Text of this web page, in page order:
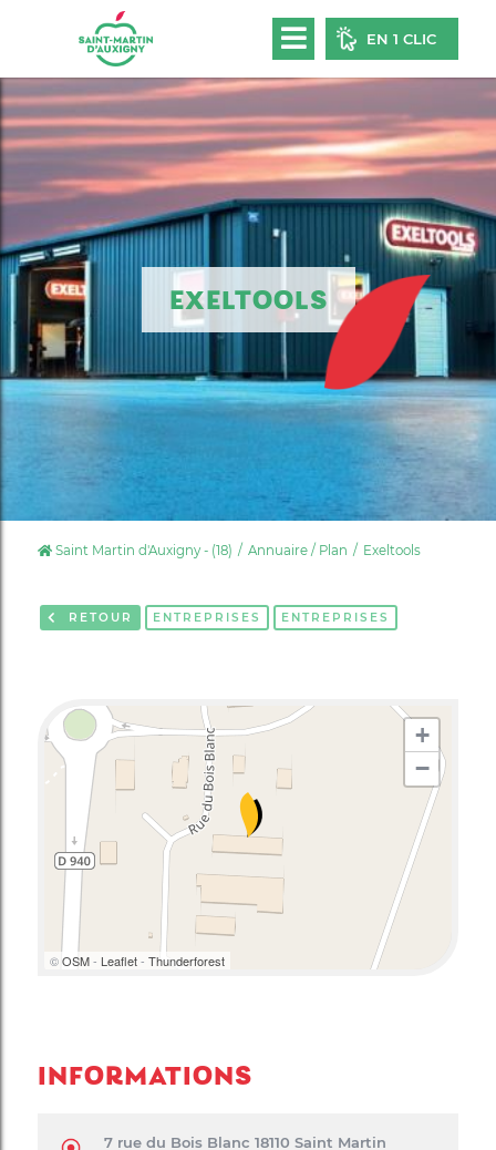
EN 1 CLIC
EXELTOOLS
Saint Martin d'Auxigny - (18) Annuaire / Plan Exeltools
RETOUR ENTREPRISES ENTREPRISES
+
−
©OSM- Leaflet- Thunderforest
INFORMATIONS
7 rue du Bois Blanc 18110 Saint Martin